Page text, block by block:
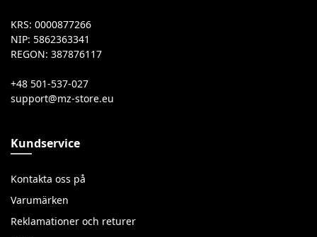
KRS: 0000877266
NIP: 5862363341
REGON: 387876117
+48 501-537-027
Kundservice
Kontakta oss på
Varumärken
Reklamationer och returer